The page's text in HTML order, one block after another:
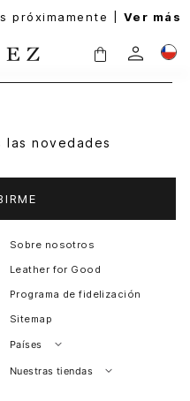
próximamente | Ver más
las novedades
Sobre nosotros
Leather for Good
Programa de fidelización
Sitemap
Países
Perú
Nuestras tiendas